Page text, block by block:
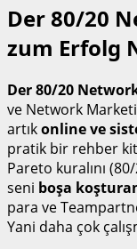
Der 80/20
zum Erfolg
Der 80/20
ve Network
artıkonline ve
pratik bir rehber
Pareto kuralını
seni boşa
para ve
Yani daha çok